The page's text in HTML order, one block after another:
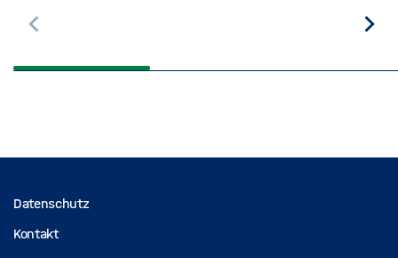
Zurück
Datenschutz
Kontakt